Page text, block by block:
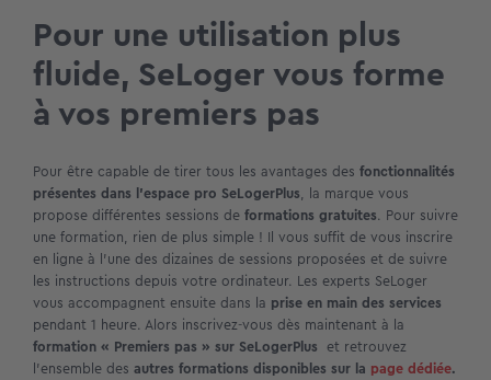
Pour une utilisation plus
fluide, SeLoger vous forme
à vos premiers pas
Pour être capable de tirer tous les avantages des fonctionnalités
présentes dans l’espace pro SeLogerPlus, la marque vous
propose différentes sessions de formations gratuites. Pour suivre
une formation, rien de plus simple ! Il vous suffit de vous inscrire
en ligne à l’une des dizaines de sessions proposées et de suivre
les instructions depuis votre ordinateur. Les experts SeLoger
vous accompagnent ensuite dans la prise en main des services
pendant 1 heure. Alors inscrivez-vous dès maintenant à la
formation « Premiers pas » sur SeLogerPlus et retrouvez
l’ensemble des autres formations disponibles sur la page dédiée.